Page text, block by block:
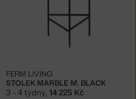
STOLEK MARBLE M, BLACK
FERM LIVING
3 - 4 týdny, 14 225 Kč